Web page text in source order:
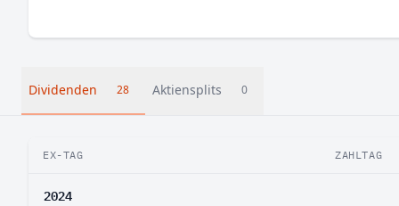
Dividenden 28 Aktiensplits 0
EX-TAG ZAHLTAG
2024